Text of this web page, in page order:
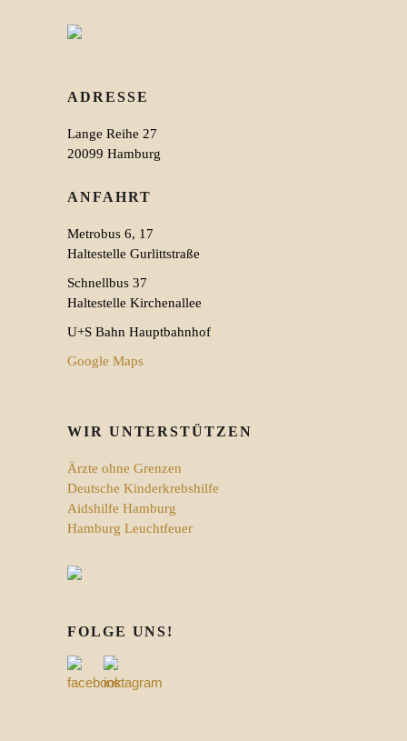
ADRESSE
Lange Reihe 27
20099 Hamburg
ANFAHRT
Metrobus 6, 17
Haltestelle Gurlittstraße
Schnellbus 37
Haltestelle Kirchenallee
U+S Bahn Hauptbahnhof
Google Maps
WIR UNTERSTÜTZEN
Ärzte ohne Grenzen
Deutsche Kinderkrebshilfe
Aidshilfe Hamburg
Hamburg Leuchtfeuer
FOLGE UNS!